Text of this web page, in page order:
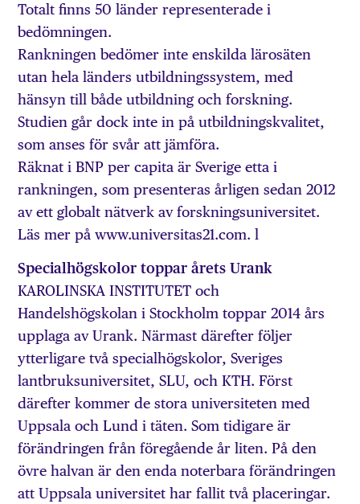
Totalt finns 50 länder representerade i
bedömningen.
Rankningen bedömer inte enskilda lärosäten
utan hela länders utbildningssystem, med
hänsyn till både utbildning och forskning.
Studien går dock inte in på utbildningskvalitet,
som anses för svår att jämföra.
Räknat i BNP per capita är Sverige etta i
rankningen, som presenteras årligen sedan 2012
av ett globalt nätverk av forskningsuniversitet.
Läs mer på www.universitas21.com. l
Specialhögskolor toppar årets Urank
KAROLINSKA INSTITUTET och
Handelshögskolan i Stockholm toppar 2014 års
upplaga av Urank. Närmast därefter följer
ytterligare två specialhögskolor, Sveriges
lantbruksuniversitet, SLU, och KTH. Först
därefter kommer de stora universiteten med
Uppsala och Lund i täten. Som tidigare är
förändringen från föregående år liten. På den
övre halvan är den enda noterbara förändringen
att Uppsala universitet har fallit två placeringar.